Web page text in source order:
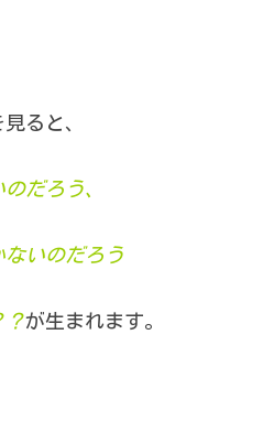
ると、
だろう、
いのだろう
？が生まれます。